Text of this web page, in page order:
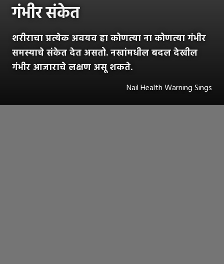
गंभीर संकेत
शरीराचा प्रत्येक अवयव हा कोणत्या ना कोणत्या गंभीर
समस्याचे संकेत देत असतो. नखांमधील बदल देखील
गंभीर आजाराचे लक्षण असू शकते.
Nail Health Warning Sings